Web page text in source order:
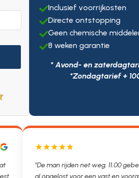
Inclusief voorrijkosten
Directe ontstopping
Geen chemische
8 weken garantie
* Avond- en
*Zondagtarief +
"De man rijden net weg. 11.00 gebeld en nu
al opgelost voor een vast en vooraf